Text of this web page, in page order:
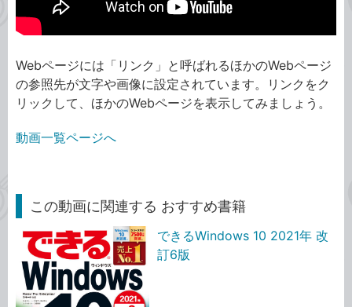
Webページには「リンク」と呼ばれるほかのWebページ
の参照先が文字や画像に設定されています。リンクをク
リックして、ほかのWebページを表示してみましょう。
動画一覧ページへ
この動画に関連する おすすめ書籍
できるWindows 10 2021年 改
訂6版